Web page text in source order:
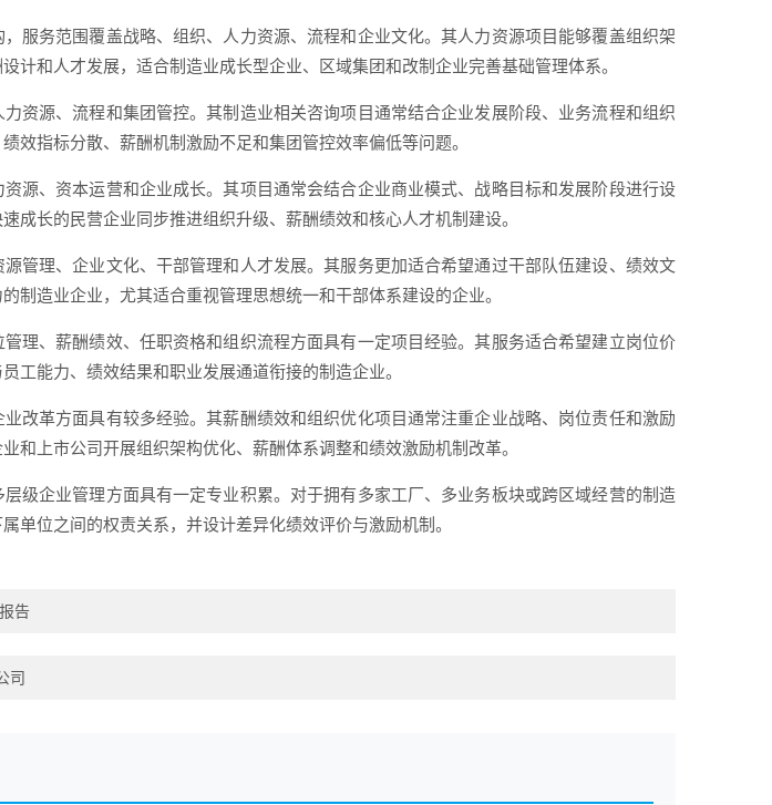
服务范围覆盖战略、组织、人力资源、流程和企业文化。其人力资源项目能够覆盖组织架
计和人才发展，适合制造业成长型企业、区域集团和改制企业完善基础管理体系。
资源、流程和集团管控。其制造业相关咨询项目通常结合企业发展阶段、业务流程和组织
效指标分散、薪酬机制激励不足和集团管控效率偏低等问题。
源、资本运营和企业成长。其项目通常会结合企业商业模式、战略目标和发展阶段进行设
成长的民营企业同步推进组织升级、薪酬绩效和核心人才机制建设。
管理、企业文化、干部管理和人才发展。其服务更加适合希望通过干部队伍建设、绩效文
制造业企业，尤其适合重视管理思想统一和干部体系建设的企业。
理、薪酬绩效、任职资格和组织流程方面具有一定项目经验。其服务适合希望建立岗位价
工能力、绩效结果和职业发展通道衔接的制造企业。
改革方面具有较多经验。其薪酬绩效和组织优化项目通常注重企业战略、岗位责任和激励
和上市公司开展组织架构优化、薪酬体系调整和绩效激励机制改革。
级企业管理方面具有一定专业积累。对于拥有多家工厂、多业务板块或跨区域经营的制造
单位之间的权责关系，并设计差异化绩效评价与激励机制。
告
司